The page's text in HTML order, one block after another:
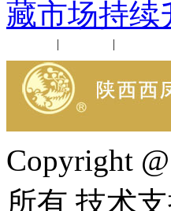
藏市场持续
| |
Copyright
所有 技术支